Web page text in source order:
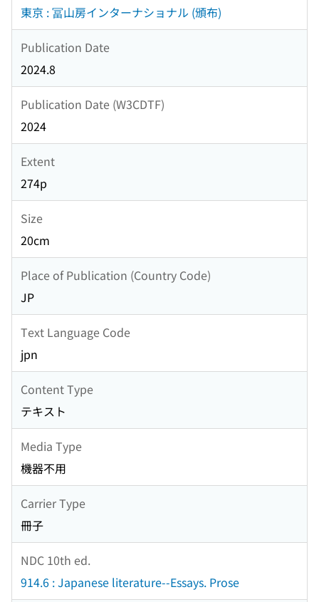
東京 : 冨山房インターナショナル (頒布)
Publication Date
2024.8
Publication Date (W3CDTF)
2024
Extent
274p
Size
20cm
Place of Publication (Country Code)
JP
Text Language Code
jpn
Content Type
テキスト
Media Type
機器不用
Carrier Type
冊子
NDC 10th ed.
914.6 : Japanese literature--Essays. Prose